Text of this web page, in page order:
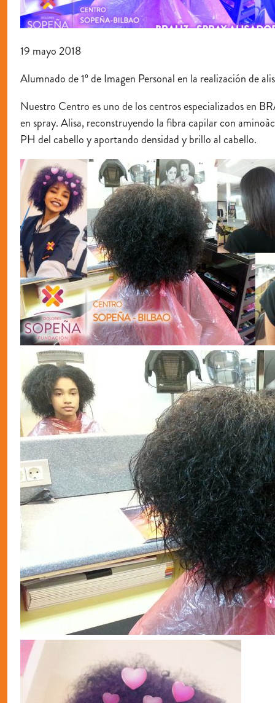
19 mayo 2018
Alumnado de 1º de Imagen Personal en la realización de
Nuestro Centro es uno de los centros especializados en
en spray. Alisa, reconstruyendo la fibra capilar con
PH del cabello y aportando densidad y brillo al cabello.